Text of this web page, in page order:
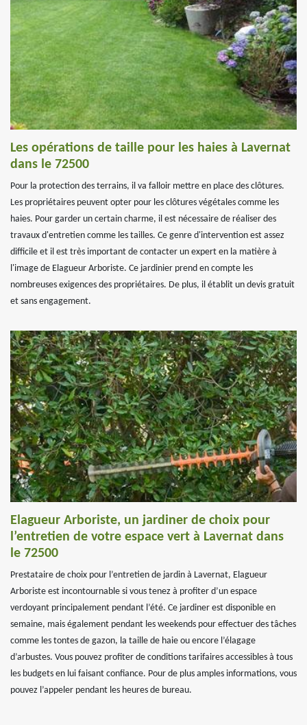
Les opérations de taille pour les haies à Lavernat
dans le 72500
Pour la protection des terrains, il va falloir mettre en place des clôtures.
Les propriétaires peuvent opter pour les clôtures végétales comme les
haies. Pour garder un certain charme, il est nécessaire de réaliser des
travaux d'entretien comme les tailles. Ce genre d'intervention est assez
difficile et il est très important de contacter un expert en la matière à
l'image de Elagueur Arboriste. Ce jardinier prend en compte les
nombreuses exigences des propriétaires. De plus, il établit un devis gratuit
et sans engagement.
Elagueur Arboriste, un jardiner de choix pour
l’entretien de votre espace vert à Lavernat dans
le 72500
Prestataire de choix pour l’entretien de jardin à Lavernat, Elagueur
Arboriste est incontournable si vous tenez à profiter d’un espace
verdoyant principalement pendant l’été. Ce jardiner est disponible en
semaine, mais également pendant les weekends pour effectuer des tâches
comme les tontes de gazon, la taille de haie ou encore l’élagage
d’arbustes. Vous pouvez profiter de conditions tarifaires accessibles à tous
les budgets en lui faisant confiance. Pour de plus amples informations, vous
pouvez l’appeler pendant les heures de bureau.